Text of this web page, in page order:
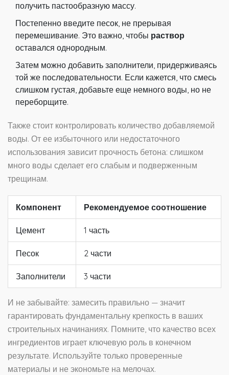
получить пастообразную массу.
Постепенно введите песок, не прерывая
перемешивание. Это важно, чтобы раствор
оставался однородным.
Затем можно добавить заполнители, придерживаясь
той же последовательности. Если кажется, что смесь
слишком густая, добавьте еще немного воды, но не
переборщите.
Также стоит контролировать количество добавляемой
воды. От ее избыточного или недостаточного
использования зависит прочность бетона: слишком
много воды сделает его слабым и подверженным
трещинам.
Компонент Рекомендуемое соотношение
Цемент 1 часть
Песок 2 части
Заполнители 3 части
И не забывайте: замесить правильно — значит
гарантировать фундаментальну крепкость в ваших
строительных начинаниях. Помните, что качество всех
ингредиентов играет ключевую роль в конечном
результате. Используйте только проверенные
материалы и не экономьте на мелочах.